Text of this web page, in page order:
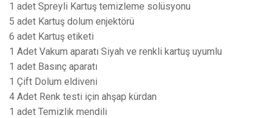
1 adet Spreyli Kartuş temizleme solüsyonu
5 adet Kartuş dolum enjektörü
6 adet Kartuş etiketi
1 Adet Vakum aparatı Siyah ve renkli kartuş uyumlu
1 adet Basınç aparatı
1 Çift Dolum eldiveni
4 Adet Renk testi için ahşap kürdan
1 adet Temizlik mendili